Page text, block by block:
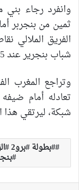
وانفرد رجاء بني
ثمين من بنجربر
شباب بنجرير عند 25 نقطة في المركز الثاني عشر.
تعادله أمام
شبكة، ليرتقي هذا